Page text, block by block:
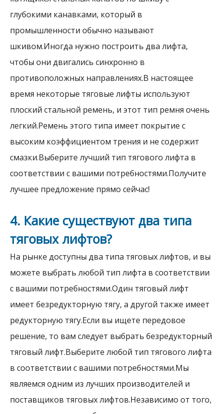
глубокими канавками, который в
промышленности обычно называют
шкивом.Иногда нужно построить два лифта,
чтобы они двигались синхронно в
противоположных направлениях.В настоящее
время некоторые тяговые лифты используют
плоский стальной ремень, и этот тип ремня очень
легкий.Ремень этого типа имеет покрытие с
высоким коэффициентом трения и не содержит
смазки.Выберите лучший тип тягового лифта в
соответствии с вашими потребностями.Получите
лучшее предложение прямо сейчас!
4. Какие существуют два типа
тяговых лифтов?
На рынке доступны два типа тяговых лифтов, и вы
можете выбрать любой тип лифта в соответствии
с вашими потребностями.Один тяговый лифт
имеет безредукторную тягу, а другой также имеет
редукторную тягу.Если вы ищете передовое
решение, то вам следует выбрать безредукторный
тяговый лифт.Выберите любой тип тягового лифта
в соответствии с вашими потребностями.Мы
являемся одним из лучших производителей и
поставщиков тяговых лифтов.Независимо от того,